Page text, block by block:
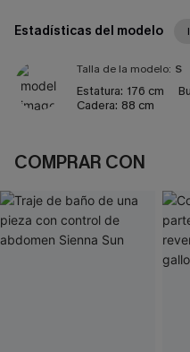
Estadísticas del modelo
Talla de la modelo: S
Estatura: 176 cm
Cadera: 88 cm
COMPRAR CON